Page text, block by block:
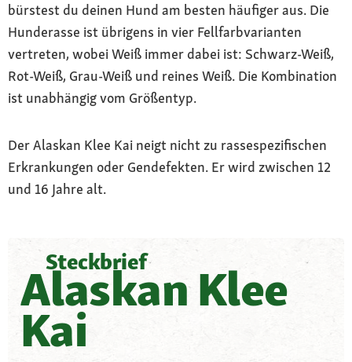
bürstest du deinen Hund am besten häufiger aus. Die
Hunderasse ist übrigens in vier Fellfarbvarianten
vertreten, wobei Weiß immer dabei ist: Schwarz-Weiß,
Rot-Weiß, Grau-Weiß und reines Weiß. Die Kombination
ist unabhängig vom Größentyp.
Der Alaskan Klee Kai neigt nicht zu rassespezifischen
Erkrankungen oder Gendefekten. Er wird zwischen 12
und 16 Jahre alt.
Steckbrief
Alaskan Klee
Kai